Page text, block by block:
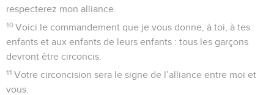
respecterez mon alliance.
10 Voici le commandement que je vous donne, à toi, à tes
enfants et aux enfants de leurs enfants : tous les garçons
devront être circoncis.
11 Votre circoncision sera le signe de l’alliance entre moi et
vous.